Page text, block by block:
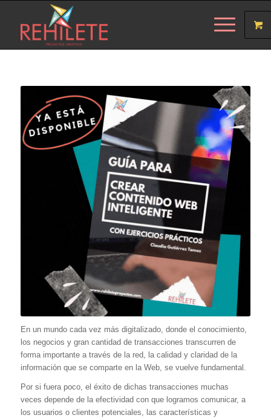
En un mundo cada vez más digitalizado, donde el conocimiento,
los negocios y gran cantidad de transacciones transcurren de
forma importante a través de la red, la calidad y claridad de la
información que se comparte en la Web, se vuelve fundamental.
Por si fuera poco, el éxito de dichas transacciones muchas
veces depende de la efectividad con que logramos comunicar, a
los usuarios o clientes potenciales, las características y